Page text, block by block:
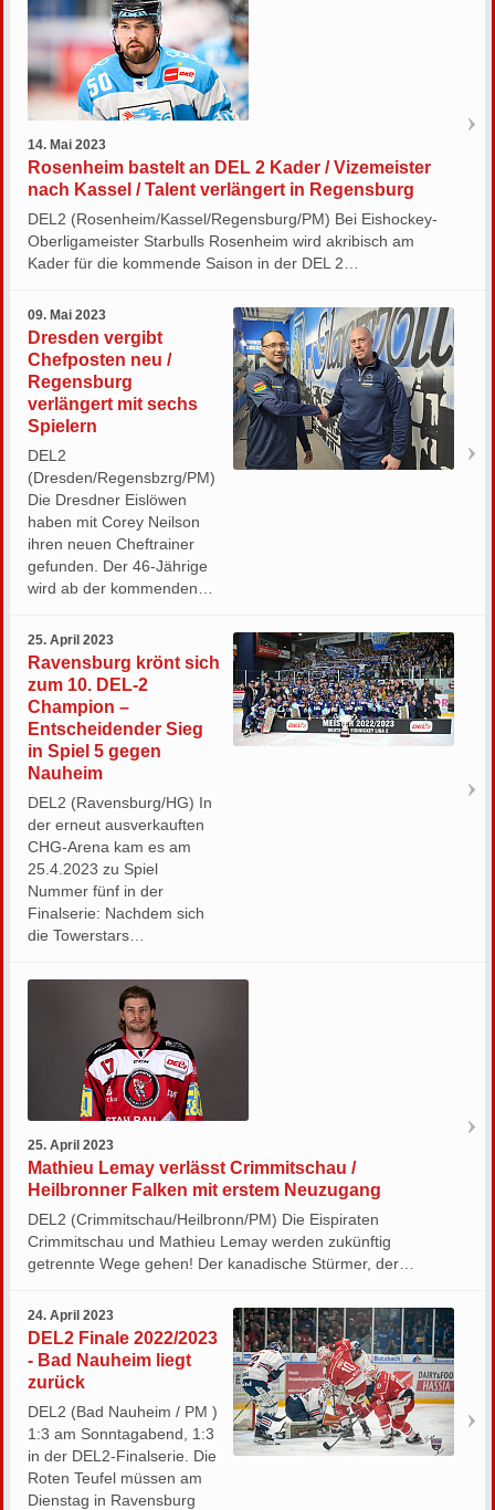
14. Mai 2023
Rosenheim bastelt an DEL 2 Kader / Vizemeister
nach Kassel / Talent verlängert in Regensburg
DEL2 (Rosenheim/Kassel/Regensburg/PM) Bei Eishockey-
Oberligameister Starbulls Rosenheim wird akribisch am
Kader für die kommende Saison in der DEL 2…
09. Mai 2023
Dresden vergibt
Chefposten neu /
Regensburg
verlängert mit sechs
Spielern
DEL2
(Dresden/Regensbzrg/PM)
Die Dresdner Eislöwen
haben mit Corey Neilson
ihren neuen Cheftrainer
gefunden. Der 46-Jährige
wird ab der kommenden…
25. April 2023
Ravensburg krönt sich
zum 10. DEL-2
Champion –
Entscheidender Sieg
in Spiel 5 gegen
Nauheim
DEL2 (Ravensburg/HG) In
der erneut ausverkauften
CHG-Arena kam es am
25.4.2023 zu Spiel
Nummer fünf in der
Finalserie: Nachdem sich
die Towerstars…
25. April 2023
Mathieu Lemay verlässt Crimmitschau /
Heilbronner Falken mit erstem Neuzugang
DEL2 (Crimmitschau/Heilbronn/PM) Die Eispiraten
Crimmitschau und Mathieu Lemay werden zukünftig
getrennte Wege gehen! Der kanadische Stürmer, der…
24. April 2023
DEL2 Finale 2022/2023
- Bad Nauheim liegt
zurück
DEL2 (Bad Nauheim / PM )
1:3 am Sonntagabend, 1:3
in der DEL2-Finalserie. Die
Roten Teufel müssen am
Dienstag in Ravensburg